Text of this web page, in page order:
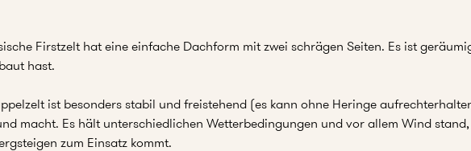
Firstzelt hat eine einfache Dachform mit zwei schrägen Seiten. Es ist
hast.
ist besonders stabil und freistehend (es kann ohne Heringe
macht. Es hält unterschiedlichen Wetterbedingungen und vor allem Wind
zum Einsatz kommt.